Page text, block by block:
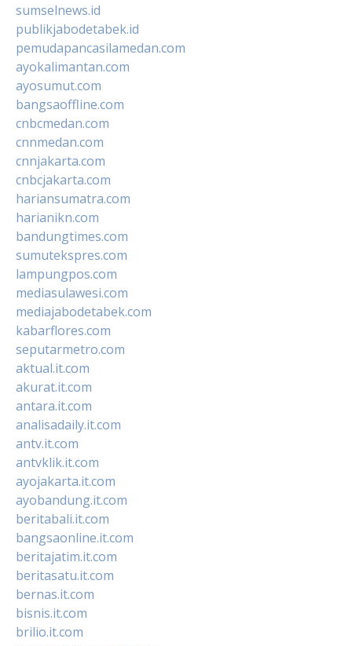
sumselnews.id
publikjabodetabek.id
pemudapancasilamedan.com
ayokalimantan.com
ayosumut.com
bangsaoffline.com
cnbcmedan.com
cnnmedan.com
cnnjakarta.com
cnbcjakarta.com
hariansumatra.com
harianikn.com
bandungtimes.com
sumutekspres.com
lampungpos.com
mediasulawesi.com
mediajabodetabek.com
kabarflores.com
seputarmetro.com
aktual.it.com
akurat.it.com
antara.it.com
analisadaily.it.com
antv.it.com
antvklik.it.com
ayojakarta.it.com
ayobandung.it.com
beritabali.it.com
bangsaonline.it.com
beritajatim.it.com
beritasatu.it.com
bernas.it.com
bisnis.it.com
brilio.it.com